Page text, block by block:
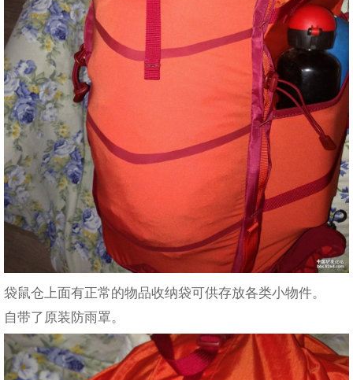
袋鼠仓上面有正常的物品收纳袋可供存放各类小物件。
自带了原装防雨罩。